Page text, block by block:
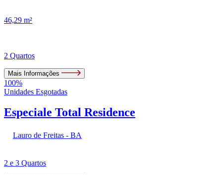
46,29 m²
2 Quartos
Mais Informações
100%
Unidades Esgotadas
Especiale Total Residence
Lauro de Freitas - BA
2 e 3 Quartos